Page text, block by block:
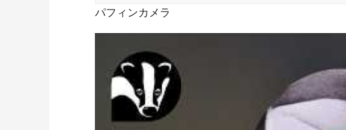
パフィンカメラ